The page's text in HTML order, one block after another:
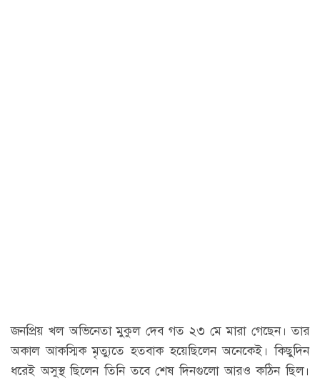
জনপ্রিয় খল অভিনেতা মুকুল দেব গত ২৩ মে মারা গেছেন। তার
অকাল আকস্মিক মৃত্যুতে হতবাক হয়েছিলেন অনেকেই। কিছুদিন
ধরেই অসুস্থ ছিলেন তিনি তবে শেষ দিনগুলো আরও কঠিন ছিল।